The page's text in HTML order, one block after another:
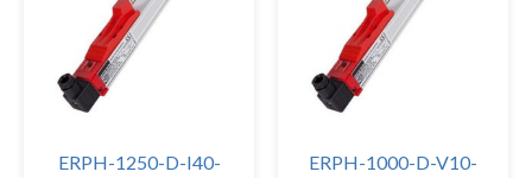
ERPH-1250-D-I40-
ERPH-1000-D-V10-